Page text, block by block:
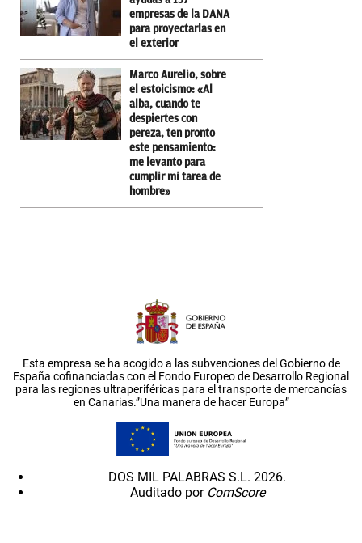
empresas de la DANA
para proyectarlas en
el exterior
Marco Aurelio, sobre
el estoicismo: «Al
alba, cuando te
despiertes con
pereza, ten pronto
este pensamiento:
me levanto para
cumplir mi tarea de
hombre»
Esta empresa se ha acogido a las subvenciones del Gobierno de
España cofinanciadas con el Fondo Europeo de Desarrollo Regional
para las regiones ultraperiféricas para el transporte de mercancías
en Canarias.”Una manera de hacer Europa”
DOS MIL PALABRAS S.L. 2026.
Auditado por ComScore